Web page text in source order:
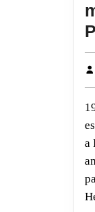
19 Aquest primer mes del 2025 ha
a